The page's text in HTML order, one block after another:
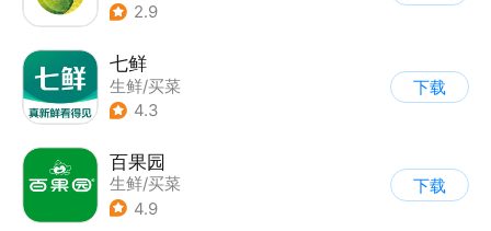
2.9
七鲜
生鲜/买菜
4.3
下载
百果园
生鲜/买菜
4.9
下载